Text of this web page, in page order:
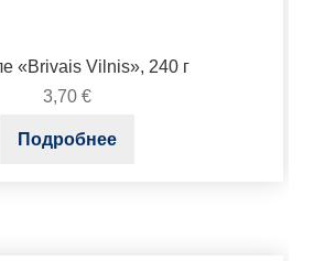
«Brivais Vilnis», 240 г
3,70 €
Подробнее